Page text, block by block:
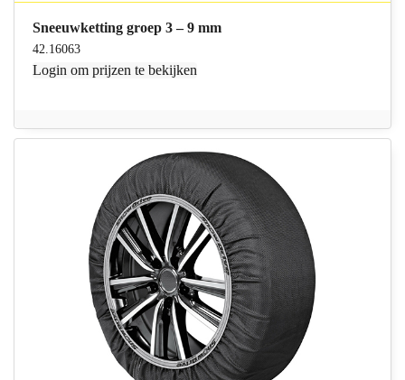
Sneeuwketting groep 3 – 9 mm
42.16063
Login om prijzen te bekijken